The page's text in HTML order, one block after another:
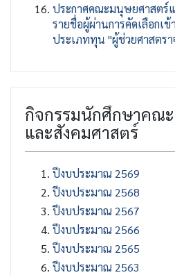
ประกาศคณะมนุษยศาสตร์แ
รายชื่อผู้ผ่านการคัดเลือกเ
ประเภททุน "ผู้ช่วยศาสตร
กิจกรรมนักศึกษาคณ
และสังคมศาสตร์
ปีงบประมาณ 2569
ปีงบประมาณ 2568
ปีงบประมาณ 2567
ปีงบประมาณ 2566
ปีงบประมาณ 2565
ปีงบประมาณ 2563